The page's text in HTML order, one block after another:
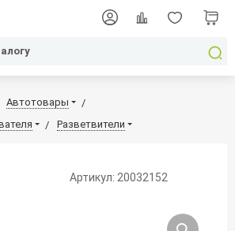
Автотовары
Разветвители
Артикул: 20032152